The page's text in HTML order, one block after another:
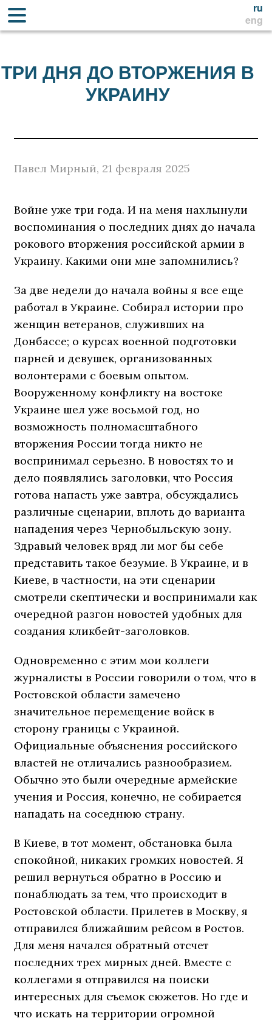
ru
eng
ТРИ ДНЯ ДО ВТОРЖЕНИЯ В
УКРАИНУ
Павел Мирный, 21 февраля 2025
Войне уже три года. И на меня нахлынули
воспоминания о последних днях до начала
рокового вторжения российской армии в
Украину. Какими они мне запомнились?
За две недели до начала войны я все еще
работал в Украине. Собирал истории про
женщин ветеранов, служивших на
Донбассе; о курсах военной подготовки
парней и девушек, организованных
волонтерами с боевым опытом.
Вооруженному конфликту на востоке
Украине шел уже восьмой год, но
возможность полномасштабного
вторжения России тогда никто не
воспринимал серьезно. В новостях то и
дело появлялись заголовки, что Россия
готова напасть уже завтра, обсуждались
различные сценарии, вплоть до варианта
нападения через Чернобыльскую зону.
Здравый человек вряд ли мог бы себе
представить такое безумие. В Украине, и в
Киеве, в частности, на эти сценарии
смотрели скептически и воспринимали как
очередной разгон новостей удобных для
создания кликбейт-заголовков.
Одновременно с этим мои коллеги
журналисты в России говорили о том, что в
Ростовской области замечено
значительное перемещение войск в
сторону границы с Украиной.
Официальные объяснения российского
властей не отличались разнообразием.
Обычно это были очередные армейские
учения и Россия, конечно, не собирается
нападать на соседнюю страну.
В Киеве, в тот момент, обстановка была
спокойной, никаких громких новостей. Я
решил вернуться обратно в Россию и
понаблюдать за тем, что происходит в
Ростовской области. Прилетев в Москву, я
отправился ближайшим рейсом в Ростов.
Для меня начался обратный отсчет
последних трех мирных дней. Вместе с
коллегами я отправился на поиски
интересных для съемок сюжетов. Но где и
что искать на территории огромной